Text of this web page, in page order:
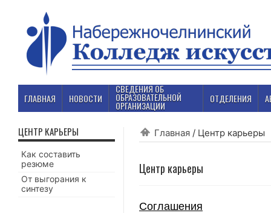
ГЛАВНАЯ НОВОСТИ
СВЕДЕНИЯ ОБ
ОБРАЗОВАТЕЛЬНОЙ
ОРГАНИЗАЦИИ
ОТДЕЛЕНИЯ
Главная / Центр карьеры
Центр карьеры
Соглашения
ЦЕНТР КАРЬЕРЫ
Как составить
резюме
От выгорания к
синтезу